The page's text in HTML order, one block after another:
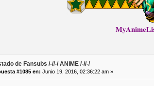
de Fansubs /-//-/ ANIME /-//-/
#1085 en: Junio 19, 2016, 02:36:22 am »